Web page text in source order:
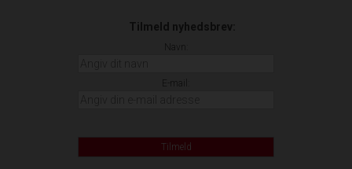
Tilmeld nyhedsbrev:
Navn:
E-mail:
Tilmeld